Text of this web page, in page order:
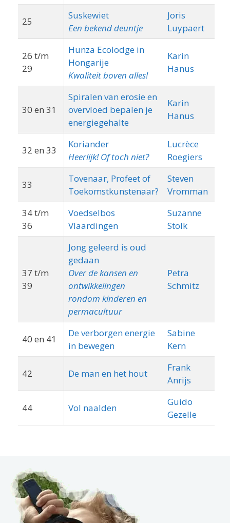
25
Suskewiet
Een bekend deuntje
Joris
Luypaert
26 t/m
29
Hunza Ecolodge in
Hongarije
Kwaliteit boven alles!
Karin
Hanus
30 en 31
Spiralen van erosie en
overvloed bepalen je
energiegehalte
Karin
Hanus
32 en 33
Koriander
Heerlijk! Of toch niet?
Lucrèce
Roegiers
33
Tovenaar, Profeet of
Toekomstkunstenaar?
Steven
Vromman
34 t/m
36
Voedselbos
Vlaardingen
Suzanne
Stolk
37 t/m
39
Jong geleerd is oud
gedaan
Over de kansen en
ontwikkelingen
rondom kinderen en
permacultuur
Petra
Schmitz
40 en 41
De verborgen energie
in bewegen
Sabine
Kern
42 De man en het hout
Frank
Anrijs
44 Vol naalden
Guido
Gezelle